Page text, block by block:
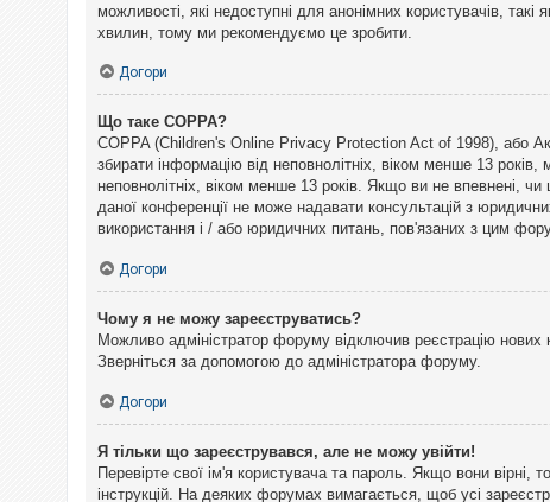
можливості, які недоступні для анонімних користувачів,
хвилин, тому ми рекомендуємо це зробити.
Догори
Що таке COPPA?
COPPA (Children's Online Privacy Protection Act of 1998), або
збирати інформацію від неповнолітніх, віком менше 13
неповнолітніх, віком менше 13 років. Якщо ви не впевнені,
даної конференції не може надавати консультацій з
використання і / або юридичних питань, пов'язаних з цим
Догори
Чому я не можу зареєструватись?
Можливо адміністратор форуму відключив реєстрацію
Зверніться за допомогою до адміністратора форуму.
Догори
Я тільки що зареєструвався, але не можу увійти!
Перевірте свої ім'я користувача та пароль. Якщо вони
інструкцій. На деяких форумах вимагається, щоб усі